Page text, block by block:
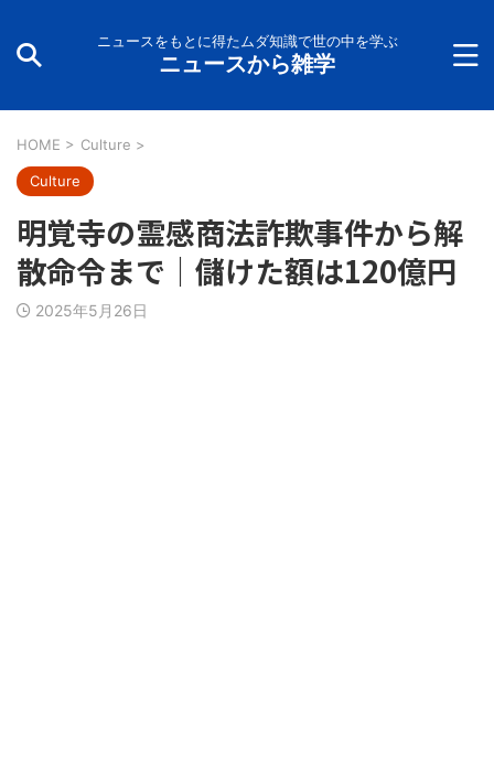
ニュースをもとに得たムダ知識で世の中を学ぶ
ニュースから雑学
HOME > Culture >
Culture
明覚寺の霊感商法詐欺事件から解
散命令まで｜儲けた額は120億円
2025年5月26日